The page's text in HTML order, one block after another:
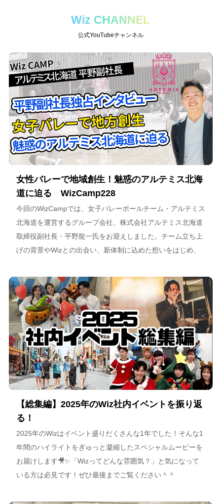
Wiz CHANNEL
公式YouTubeチャンネル
女性バレーで地域創生！魅惑のアルテミス北海
道に迫る WizCamp228
今回のWizCampでは、女子バレーボールチーム・アルテミス
北海道を運営するグループ会社、株式会社アルテミス北海道
取締役副社長・平野龍一氏をお迎えしました。チーム立ち上
げの背景やWizとの出会い、新体制に込めた想いをはじめ、
海道が描く今後のビジョンについて語っています。
【総集編】2025年のWiz社内イベントを振り返
る！
2025年のWizはイベント盛りだくさんな1年でした！そんな1
年間のハイライトをぎゅっと凝縮したスペシャルムービーを
お届けします🎥✨「Wizってどんな雰囲気？」と気になって
いる方は必見です！ぜひ最後までご覧ください＾＾